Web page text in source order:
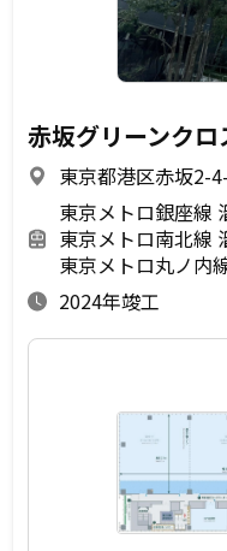
赤坂グリーンクロ
東京都港区赤坂2-
東京メトロ銀座線
東京メトロ南北線
東京メトロ丸ノ内
2024年竣工